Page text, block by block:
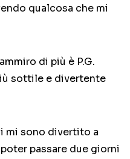
qualcosa che mi
di più è P.G.
sottile e divertente
mi sono divertito a
passare due giorni